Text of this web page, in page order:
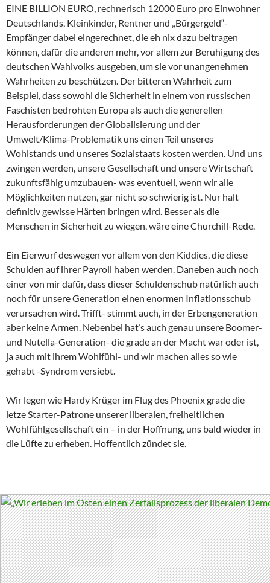
EINE BILLION EURO, rechnerisch 12000 Euro pro Einwohner
Deutschlands, Kleinkinder, Rentner und „Bürgergeld“-
Empfänger dabei eingerechnet, die eh nix dazu beitragen
können, dafür die anderen mehr, vor allem zur Beruhigung des
deutschen Wahlvolks ausgeben, um sie vor unangenehmen
Wahrheiten zu beschützen. Der bitteren Wahrheit zum
Beispiel, dass sowohl die Sicherheit in einem von russischen
Faschisten bedrohten Europa als auch die generellen
Herausforderungen der Globalisierung und der
Umwelt/Klima-Problematik uns einen Teil unseres
Wohlstands und unseres Sozialstaats kosten werden. Und uns
zwingen werden, unsere Gesellschaft und unsere Wirtschaft
zukunftsfähig umzubauen- was eventuell, wenn wir alle
Möglichkeiten nutzen, gar nicht so schwierig ist. Nur halt
definitiv gewisse Härten bringen wird. Besser als die
Menschen in Sicherheit zu wiegen, wäre eine Churchill-Rede.
Ein Eierwurf deswegen vor allem von den Kiddies, die diese
Schulden auf ihrer Payroll haben werden. Daneben auch noch
einer von mir dafür, dass dieser Schuldenschub natürlich auch
noch für unsere Generation einen enormen Inflationsschub
verursachen wird. Trifft- stimmt auch, in der Erbengeneration
aber keine Armen. Nebenbei hat’s auch genau unsere Boomer-
und Nutella-Generation- die grade an der Macht war oder ist,
ja auch mit ihrem Wohlfühl- und wir machen alles so wie
gehabt -Syndrom versiebt.
Wir legen wie Hardy Krüger im Flug des Phoenix grade die
letze Starter-Patrone unserer liberalen, freiheitlichen
Wohlfühlgesellschaft ein – in der Hoffnung, uns bald wieder in
die Lüfte zu erheben. Hoffentlich zündet sie.